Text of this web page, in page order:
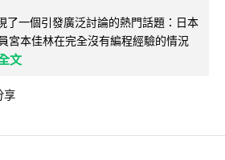
了一個引發廣泛討論的熱門話題：日本
宮本佳林在完全沒有編程經驗的情況
文
享